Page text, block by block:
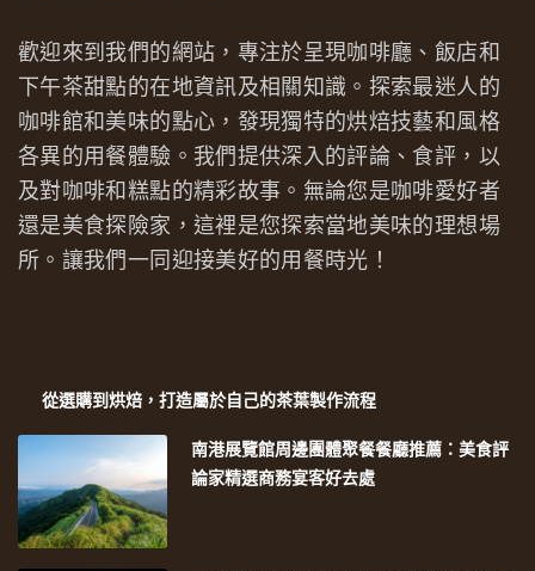
歡迎來到我們的網站，專注於呈現咖啡廳、飯店和
下午茶甜點的在地資訊及相關知識。探索最迷人的
咖啡館和美味的點心，發現獨特的烘焙技藝和風格
各異的用餐體驗。我們提供深入的評論、食評，以
及對咖啡和糕點的精彩故事。無論您是咖啡愛好者
還是美食探險家，這裡是您探索當地美味的理想場
所。讓我們一同迎接美好的用餐時光！
從選購到烘焙，打造屬於自己的茶葉製作流程
南港展覽館周邊團體聚餐餐廳推薦：美食評
論家精選商務宴客好去處